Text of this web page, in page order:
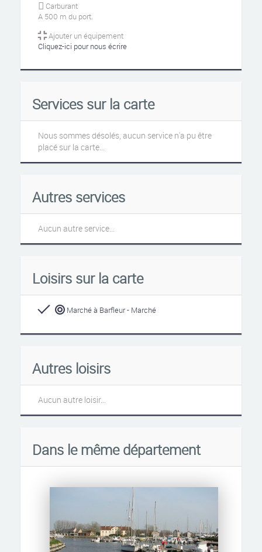
Carburant
A 500 m du port.
Ajouter un équipement
Cliquez-ici pour nous écrire
Services sur la carte
Nous sommes désolés, aucun service n'a pu être
placé sur la carte...
Autres services
Aucun autre service...
Loisirs sur la carte
Marché à Barfleur - Marché
Autres loisirs
Aucun autre loisir...
Dans le même département